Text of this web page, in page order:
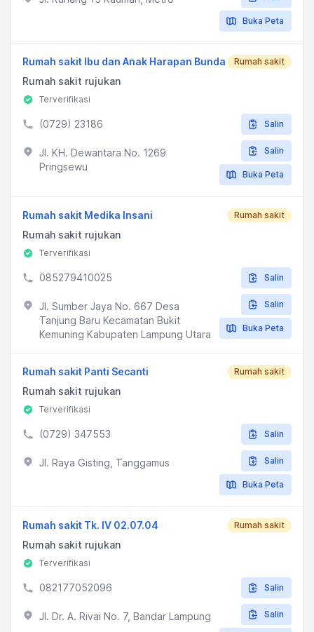
Buka Peta
Rumah sakit Ibu dan Anak Harapan Bunda Rumah sakit
Rumah sakit rujukan
Terverifikasi
(0729) 23186 Salin
Jl. KH. Dewantara No. 1269
Pringsewu
Salin
Buka Peta
Rumah sakit Medika Insani Rumah sakit
Rumah sakit rujukan
Terverifikasi
085279410025 Salin
Jl. Sumber Jaya No. 667 Desa
Tanjung Baru Kecamatan Bukit
Kemuning Kabupaten Lampung Utara
Salin
Buka Peta
Rumah sakit Panti Secanti Rumah sakit
Rumah sakit rujukan
Terverifikasi
(0729) 347553 Salin
Jl. Raya Gisting, Tanggamus Salin
Buka Peta
Rumah sakit Tk. IV 02.07.04 Rumah sakit
Rumah sakit rujukan
Terverifikasi
082177052096 Salin
Jl. Dr. A. Rivai No. 7, Bandar Lampung Salin